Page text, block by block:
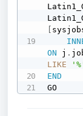
[
ON j .
LIKE
END
GO